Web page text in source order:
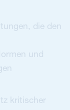
die den
und
kritischer